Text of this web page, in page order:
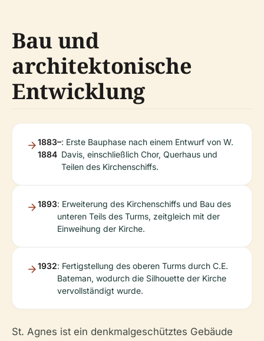
Bau und
architektonische
Entwicklung
1883–
1884
: Erste Bauphase nach einem Entwurf von W.
Davis, einschließlich Chor, Querhaus und
Teilen des Kirchenschiffs.
1893: Erweiterung des Kirchenschiffs und Bau des
unteren Teils des Turms, zeitgleich mit der
Einweihung der Kirche.
1932: Fertigstellung des oberen Turms durch C.E.
Bateman, wodurch die Silhouette der Kirche
vervollständigt wurde.
St. Agnes ist ein denkmalgeschütztes Gebäude